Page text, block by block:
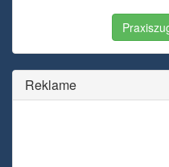
Reklame